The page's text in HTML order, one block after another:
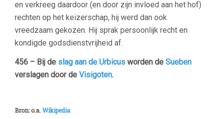
en verkreeg daardoor (en door zijn invloed aan het hof)
rechten op het keizerschap, hij werd dan ook
vreedzaam gekozen. Hij sprak persoonlijk recht en
kondigde godsdienstvrijheid af.
456 – Bij de slag aan de Urbicus worden de Sueben
verslagen door de Visigoten.
Bron: o.a.Wikipedia